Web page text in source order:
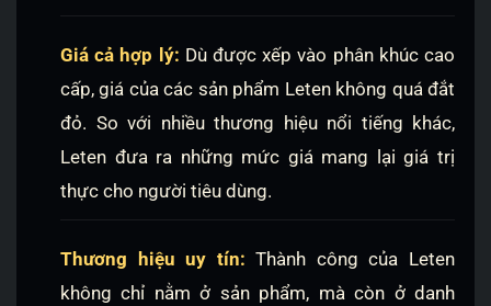
Giá cả hợp lý: Dù được xếp vào phân khúc cao
cấp, giá của các sản phẩm Leten không quá đắt
đỏ. So với nhiều thương hiệu nổi tiếng khác,
Leten đưa ra những mức giá mang lại giá trị
thực cho người tiêu dùng.
Thương hiệu uy tín: Thành công của Leten
không chỉ nằm ở sản phẩm, mà còn ở danh